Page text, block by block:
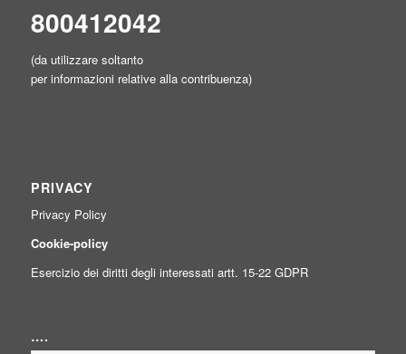
800412042
(da utilizzare soltanto
per informazioni relative alla contribuenza)
PRIVACY
Privacy Policy
Cookie-policy
Esercizio dei diritti degli interessati artt. 15-22 GDPR
….